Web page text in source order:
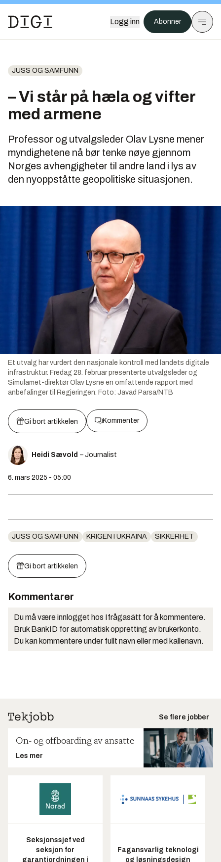
Logg inn Abonner
JUSS OG SAMFUNN
– Vi står på hæla og vifter
med armene
Professor og utvalgsleder Olav Lysne mener
myndighetene nå bør tenke nøye gjennom
Norges avhengigheter til andre land i lys av
den nyoppståtte geopolitiske situasjonen.
Et utvalg har vurdert den nasjonale kontroll med landets digitale
infrastruktur. Fredag 28. februar presenterte utvalgsleder og
Simulamet-direktør Olav Lysne en omfattende rapport med
anbefalinger til Regjeringen. Foto: Javad Parsa/NTB
Gi bort artikkelen Kommenter
Heidi Sævold – Journalist
6. mars 2025 - 05:00
JUSS OG SAMFUNN KRIGEN I UKRAINA SIKKERHET
Gi bort artikkelen
Kommentarer
Du må være innlogget hos Ifrågasätt for å kommentere.
Bruk BankID for automatisk oppretting av brukerkonto.
Du kan kommentere under fullt navn eller med kallenavn.
Se flere jobber
On- og offboarding av ansatte
Les mer
Seksjonssjef ved
seksjon for
garantiordningen i
Fagansvarlig teknologi
og løsningsdesign